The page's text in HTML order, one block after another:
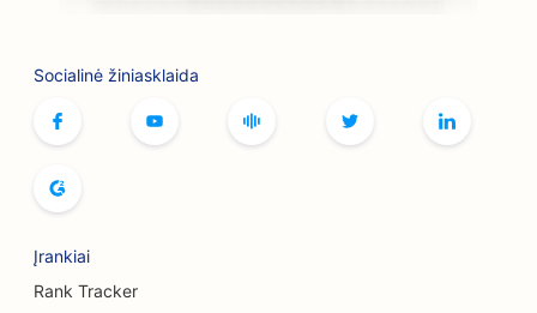
SEO stalo žaidimų kavinėms
SEO knygynams
SEO krūtų didinimo paslaugoms
Socialinė žiniasklaida
Įrankiai
Rank Tracker